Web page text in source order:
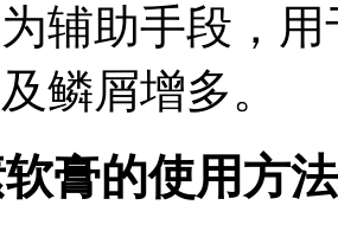
辅助手段，
鳞屑增多。
膏的使用方